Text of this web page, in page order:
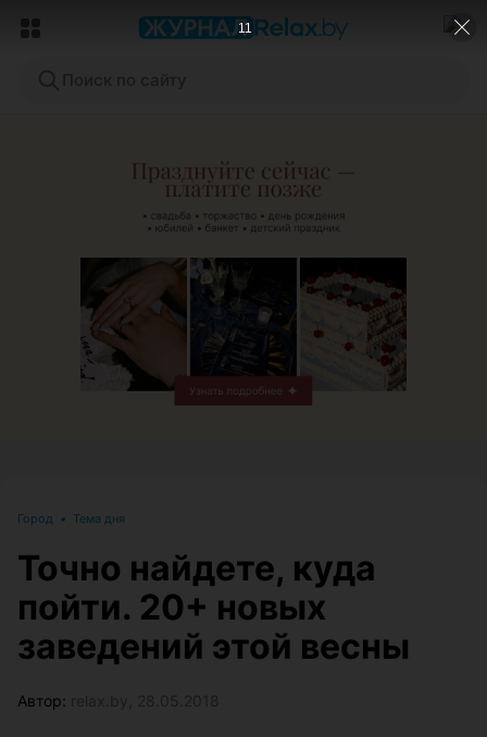
ЭФФЕКТИВНАЯ РЕКЛАМА НА САЙТЕ
Город • Тема дня
Точно найдете, куда
пойти. 20+ новых
заведений этой весны
Автор:
9